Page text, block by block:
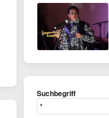
Suchbegriff